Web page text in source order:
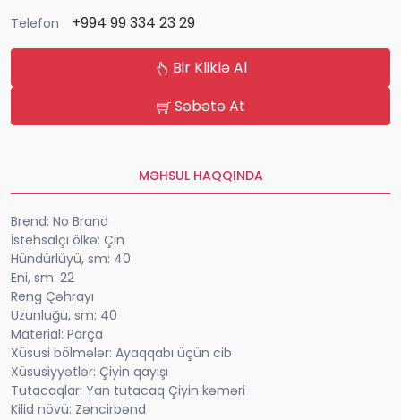
Telefon
+994 99 334 23 29
Bir Kliklə Al
Səbətə At
MƏHSUL HAQQINDA
Brend: No Brand
İstehsalçı ölkə: Çin
Hündürlüyü, sm: 40
Eni, sm: 22
Reng Çəhrayı
Uzunluğu, sm: 40
Material: Parça
Xüsusi bölmələr: Ayaqqabı üçün cib
Xüsusiyyətlər: Çiyin qayışı
Tutacaqlar: Yan tutacaq Çiyin kəməri
Kilid növü: Zəncirbənd